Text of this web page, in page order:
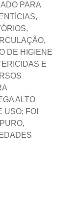
PARA
DE HIGIENE
E
ALTO
USO; FOI